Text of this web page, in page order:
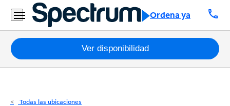
Ordena ya call
Residencial
Business
Paquetes
Internet
Ver disponibilidad
Todas las ubicaciones